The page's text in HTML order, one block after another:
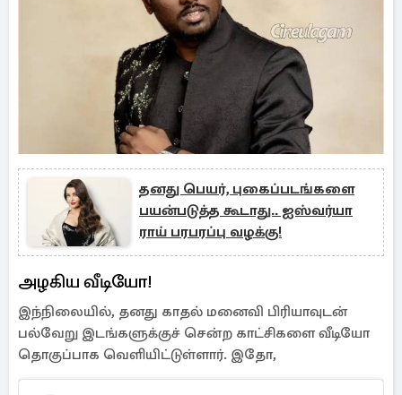
தனது பெயர், புகைப்படங்களை
பயன்படுத்த கூடாது.. ஐஸ்வர்யா
ராய் பரபரப்பு வழக்கு!
அழகிய வீடியோ!
இந்நிலையில், தனது காதல் மனைவி பிரியாவுடன்
பல்வேறு இடங்களுக்குச் சென்ற காட்சிகளை வீடியோ
தொகுப்பாக வெளியிட்டுள்ளார். இதோ,